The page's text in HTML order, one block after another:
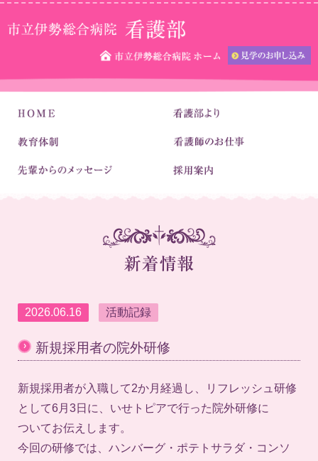
2026.06.16 活動記録
› 新規採用者の院外研修
新規採用者が入職して2か月経過し、リフレッシュ研修
として6月3日に、いせトピアで行った院外研修に
ついてお伝えします。
今回の研修では、ハンバーグ・ポテトサラダ・コンソ